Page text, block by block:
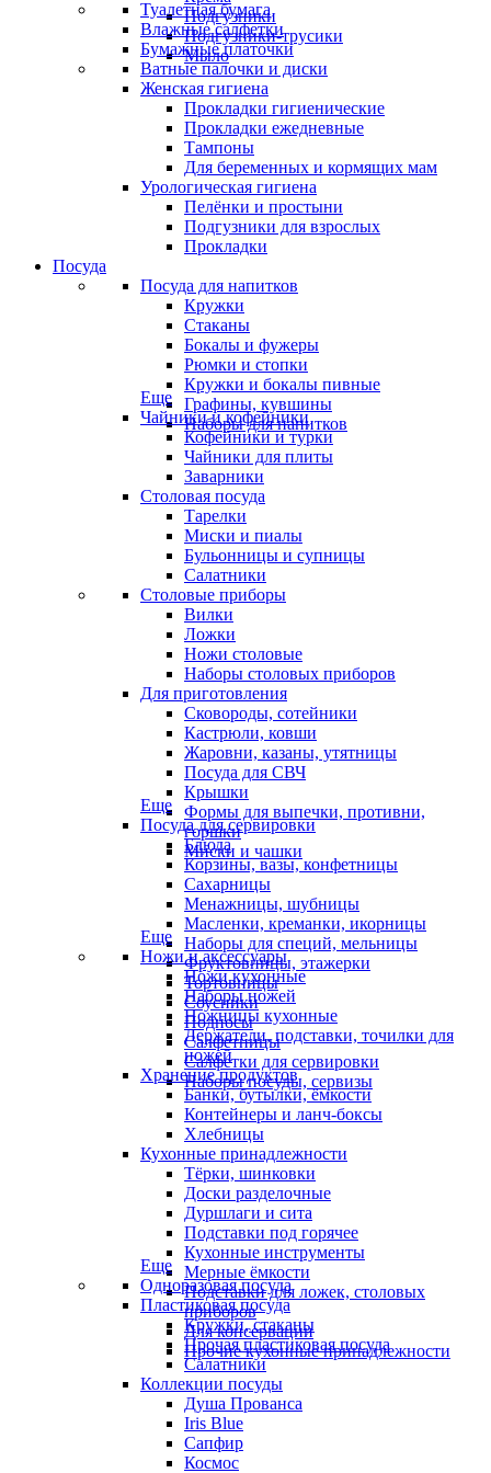
Подгузники
Подгузники-трусики
Мыло
Туалетная бумага
Влажные салфетки
Бумажные платочки
Ватные палочки и диски
Женская гигиена
Прокладки гигиенические
Прокладки ежедневные
Тампоны
Для беременных и кормящих мам
Урологическая гигиена
Пелёнки и простыни
Подгузники для взрослых
Прокладки
Посуда
Посуда для напитков
Кружки
Стаканы
Бокалы и фужеры
Рюмки и стопки
Кружки и бокалы пивные
Графины, кувшины
Наборы для напитков
Еще
Чайники и кофейники
Кофейники и турки
Чайники для плиты
Заварники
Столовая посуда
Тарелки
Миски и пиалы
Бульонницы и супницы
Салатники
Столовые приборы
Вилки
Ложки
Ножи столовые
Наборы столовых приборов
Для приготовления
Сковороды, сотейники
Кастрюли, ковши
Жаровни, казаны, утятницы
Посуда для СВЧ
Крышки
Формы для выпечки, противни,
горшки
Миски и чашки
Еще
Посуда для сервировки
Блюда
Корзины, вазы, конфетницы
Сахарницы
Менажницы, шубницы
Масленки, креманки, икорницы
Наборы для специй, мельницы
Фруктовницы, этажерки
Тортовницы
Соусники
Подносы
Салфетницы
Салфетки для сервировки
Наборы посуды, сервизы
Еще
Ножи и аксессуары
Ножи кухонные
Наборы ножей
Ножницы кухонные
Держатели, подставки, точилки для
ножей
Хранение продуктов
Банки, бутылки, ёмкости
Контейнеры и ланч-боксы
Хлебницы
Кухонные принадлежности
Тёрки, шинковки
Доски разделочные
Дуршлаги и сита
Подставки под горячее
Кухонные инструменты
Мерные ёмкости
Подставки для ложек, столовых
приборов
Для консервации
Прочие кухонные принадлежности
Еще
Одноразовая посуда
Пластиковая посуда
Кружки, стаканы
Прочая пластиковая посуда
Салатники
Коллекции посуды
Душа Прованса
Iris Blue
Сапфир
Космос